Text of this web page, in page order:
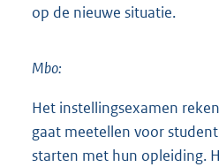
op de nieuwe situatie.
Mbo:
Het instellingsexamen
gaat meetellen voor
starten met hun opleiding.